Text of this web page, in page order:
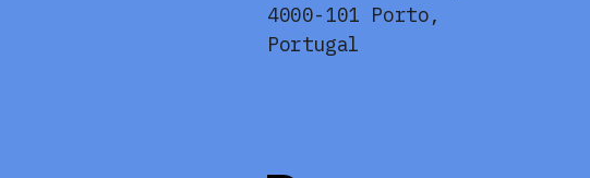
4000-101 Porto,
Portugal